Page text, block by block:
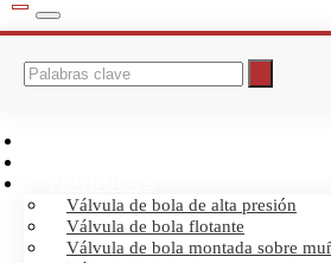
Válvula de bola de alta presión
Válvula de bola flotante
Válvula de bola montada sobre
Focus